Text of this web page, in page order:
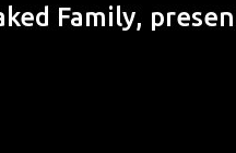
Family,